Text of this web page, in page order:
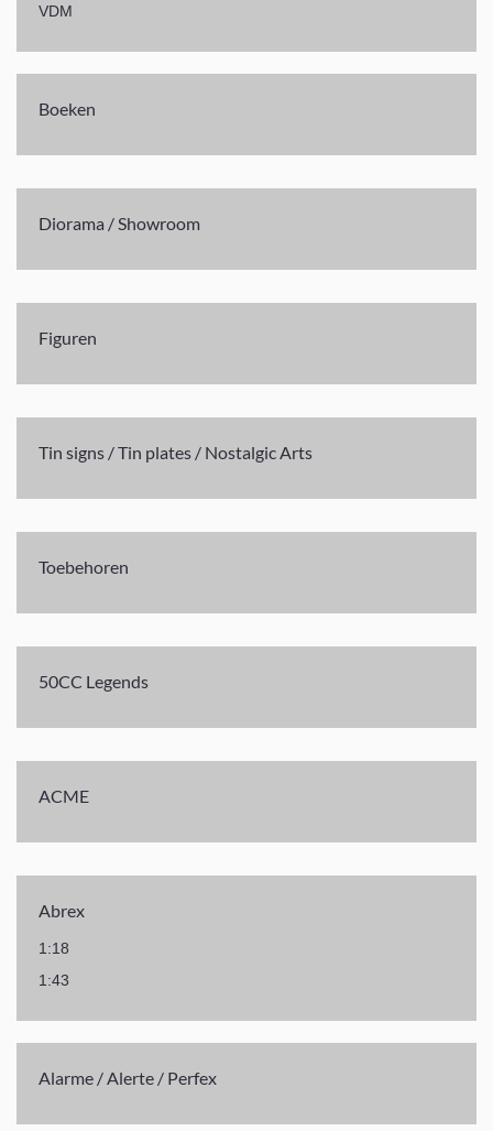
VDM
Boeken
Diorama / Showroom
Figuren
Tin signs / Tin plates / Nostalgic Arts
Toebehoren
50CC Legends
ACME
Abrex
1:18
1:43
Alarme / Alerte / Perfex